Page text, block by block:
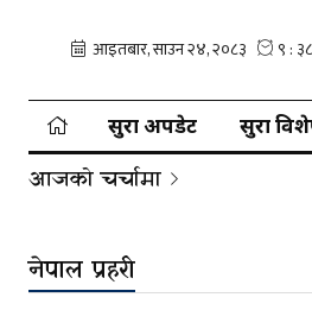
सुरक्षा अपडेट सुरक्षा
आजको चर्चामा
नेपाल प्रहरी